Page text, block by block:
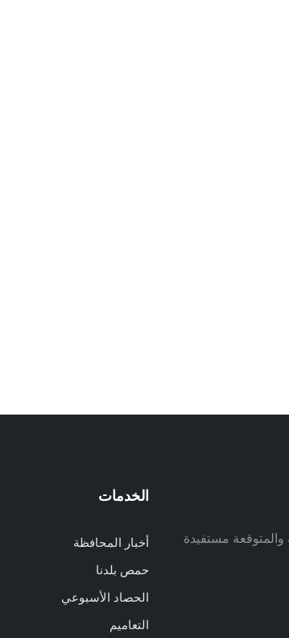
مستفيدة
الخدمات
أخبار المحافظة
حمص بلدنا
الحصاد الأسبوعي
التعاميم